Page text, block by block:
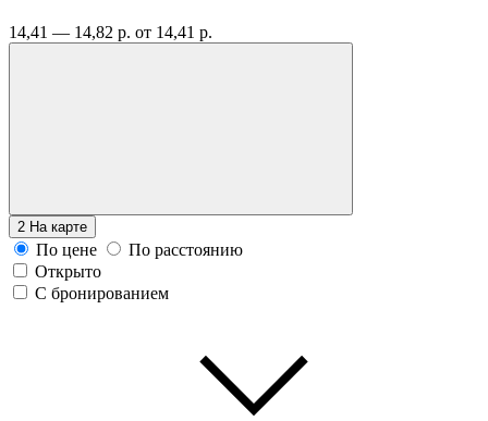
14,41 — 14,82 р. от 14,41 р.
2 На карте
По цене
По расстоянию
Открыто
С бронированием